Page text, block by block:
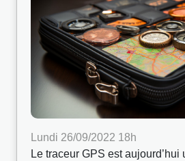
Lundi 26/09/2022 18h
Le traceur GPS est